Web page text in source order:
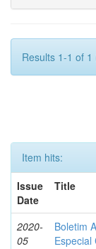
Results 1-1 of
Item hits:
Issue
Date
Title
2020-
05
Boletim
Especial